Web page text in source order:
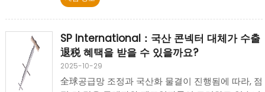
커넥터 산업에 미치는 의미를 논의합니다.
SP International：국산 콘넥터 대체가 수출
退税 혜택을 받을 수 있을까요?
2025-10-29
全球공급망 조정과 국산화 물결이 진행됨에 따라, 점